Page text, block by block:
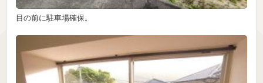
目の前に駐車場確保。